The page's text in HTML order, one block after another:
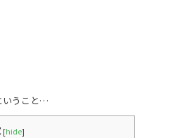
いうこと…
[hide]